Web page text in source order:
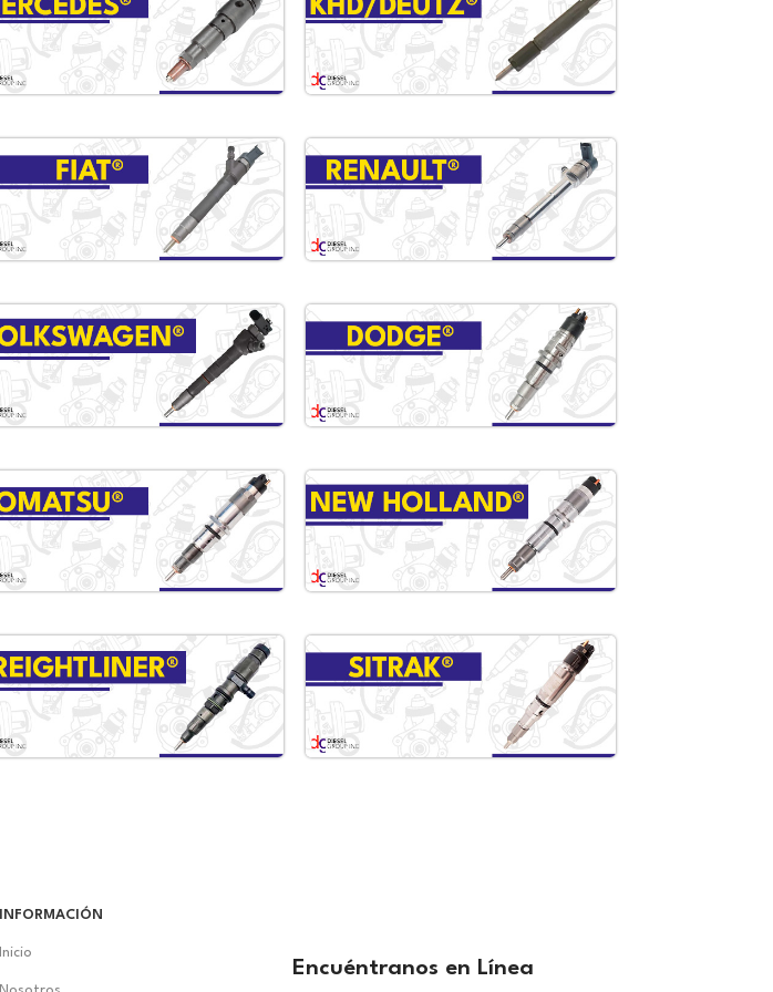
INFORMACIÓN
Inicio
Encuéntranos en Línea